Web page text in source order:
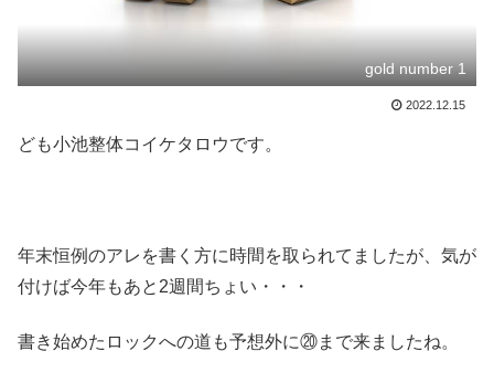
gold number 1
2022.12.15
ども小池整体コイケタロウです。
年末恒例のアレを書く方に時間を取られてましたが、気が
付けば今年もあと2週間ちょい・・・
書き始めたロックへの道も予想外に⑳まで来ましたね。